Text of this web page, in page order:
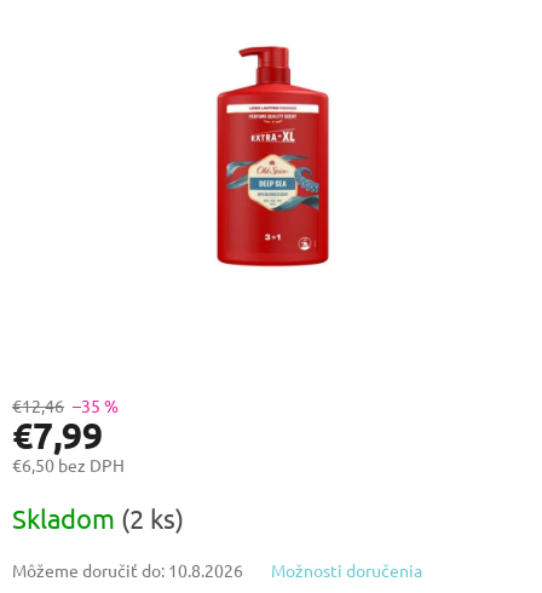
€12,46 –35 %
€7,99
€6,50 bez DPH
cena:
Skladom (2 ks)
Môžeme doručiť do: 10.8.2026 Možnosti doručenia